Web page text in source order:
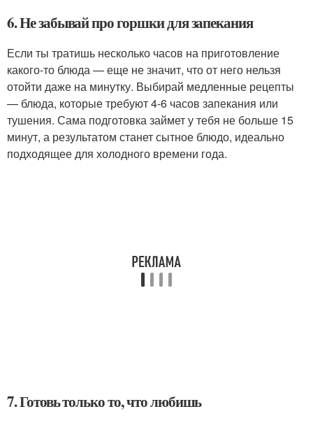
6. Не забывай про горшки для запекания
Если ты тратишь несколько часов на приготовление
какого-то блюда — еще не значит, что от него нельзя
отойти даже на минутку. Выбирай медленные рецепты
— блюда, которые требуют 4-6 часов запекания или
тушения. Сама подготовка займет у тебя не больше 15
минут, а результатом станет сытное блюдо, идеально
подходящее для холодного времени года.
7. Готовь только то, что любишь